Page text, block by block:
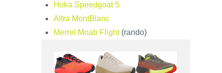
Hoka Speedgoat 5
Altra MontBlanc
Merrel Moab Flight(rando)